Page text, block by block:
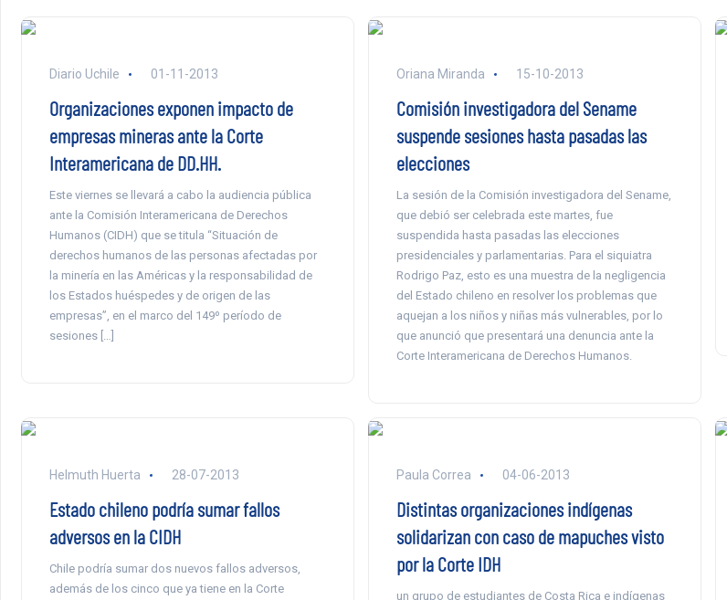
Diario Uchile 01-11-2013
Organizaciones exponen impacto de
empresas mineras ante la Corte
Interamericana de DD.HH.
Este viernes se llevará a cabo la audiencia pública
ante la Comisión Interamericana de Derechos
Humanos (CIDH) que se titula “Situación de
derechos humanos de las personas afectadas por
la minería en las Américas y la responsabilidad de
los Estados huéspedes y de origen de las
empresas”, en el marco del 149º período de
sesiones […]
Oriana Miranda 15-10-2013
Comisión investigadora del Sename
suspende sesiones hasta pasadas las
elecciones
La sesión de la Comisión investigadora del Sename,
que debió ser celebrada este martes, fue
suspendida hasta pasadas las elecciones
presidenciales y parlamentarias. Para el siquiatra
Rodrigo Paz, esto es una muestra de la negligencia
del Estado chileno en resolver los problemas que
aquejan a los niños y niñas más vulnerables, por lo
que anunció que presentará una denuncia ante la
Corte Interamericana de Derechos Humanos.
Helmuth Huerta 28-07-2013
Estado chileno podría sumar fallos
adversos en la CIDH
Chile podría sumar dos nuevos fallos adversos,
además de los cinco que ya tiene en la Corte
Paula Correa 04-06-2013
Distintas organizaciones indígenas
solidarizan con caso de mapuches visto
por la Corte IDH
un grupo de estudiantes de Costa Rica e indígenas